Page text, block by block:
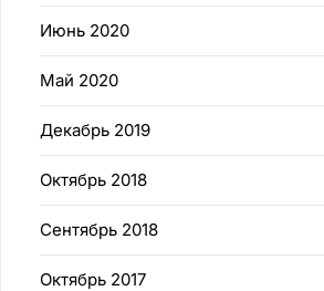
Июнь 2020
Май 2020
Декабрь 2019
Октябрь 2018
Сентябрь 2018
Октябрь 2017